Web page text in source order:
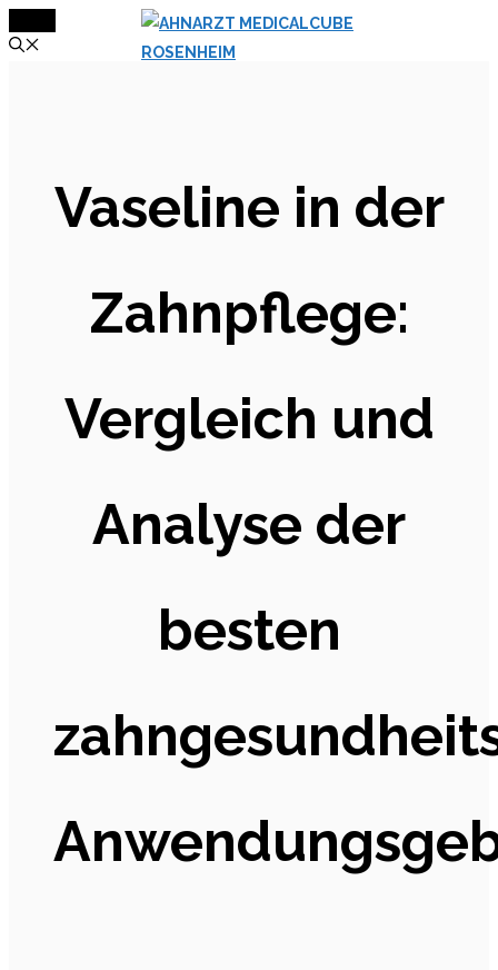
Inhalt
Vaseline in der
Zahnpflege:
Vergleich und
Analyse der
besten